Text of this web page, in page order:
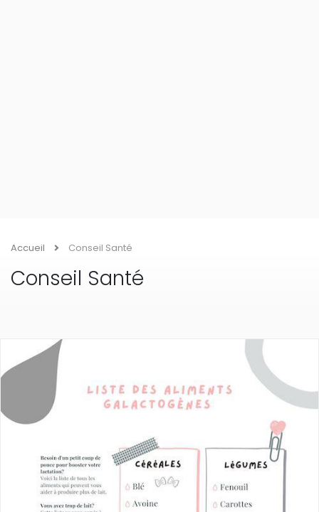
Accueil Conseil Santé
Conseil Santé